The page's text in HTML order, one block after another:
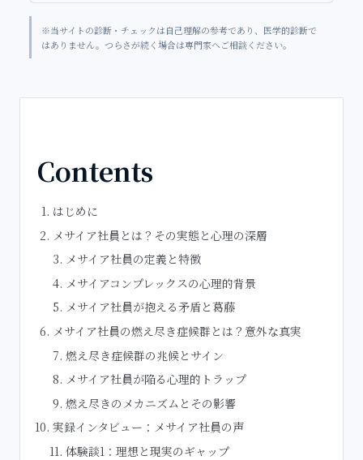
※当サイトの診断・チェックは自己理解の参考であり、医学的診断で
はありません。つらさが続く場合は専門家へご相談ください。
Contents
はじめに
メサイア社員とは？その実態と心理の深層
メサイア社員の定義と特徴
メサイアコンプレックスの心理的背景
メサイア社員が抱える矛盾と葛藤
メサイア社員の燃え尽き症候群とは？意外な真実
燃え尽き症候群の兆候とサイン
メサイア社員が陥る心理的トラップ
燃え尽きのメカニズムとその影響
実録インタビュー：メサイア社員の声
体験談1：理想と現実のギャップ